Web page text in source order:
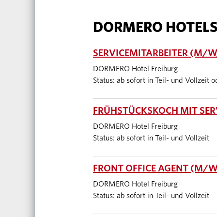
DORMERO
SERVICEMITARBEITER (M/
DORMERO Hotel Freiburg
Status: ab sofort in Teil- und Vollzeit
FRÜHSTÜCKSKOCH MIT
DORMERO Hotel Freiburg
Status: ab sofort in Teil- und Vollzeit
FRONT OFFICE AGENT (M/
DORMERO Hotel Freiburg
Status: ab sofort in Teil- und Vollzeit